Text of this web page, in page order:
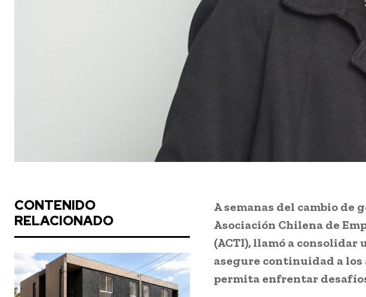
CONTENIDO
RELACIONADO
A semanas del cambio de
Asociación Chilena de
(ACTI), llamó a consolidar
asegure continuidad a los
permita enfrentar